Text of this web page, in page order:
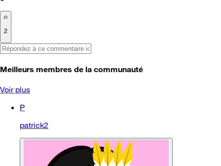
2
Meilleurs membres de la communauté
Voir plus
P
patrick2